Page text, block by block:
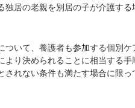
独居の老親を別居の子が介護する
いて、養護者も参加する個別ケ
より決められることに相当する手
されない条件も満たす場合に限っ